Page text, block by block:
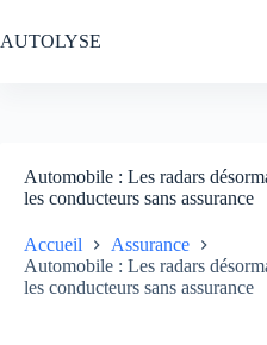
au
contenu
AUTOLYSE
Automobile : Les radars
les conducteurs sans assurance
Accueil
Assurance
Automobile : Les radars
les conducteurs sans assurance